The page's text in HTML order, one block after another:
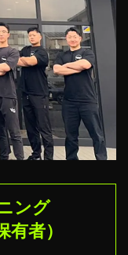
ング
有者）